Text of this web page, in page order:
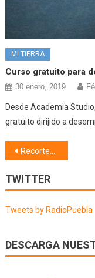
MI TIERRA
Curso gratuito para
30 enero, 2019
Desde Academia
gratuito dirijido a
Navegación
de
entradas
Recortes de prensa (24/03/23)
TWITTER
Tweets by RadioPuebla
DESCARGA